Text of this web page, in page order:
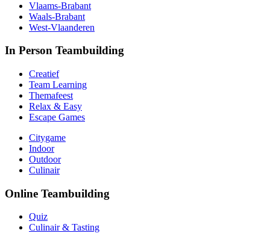
Vlaams-Brabant
Waals-Brabant
West-Vlaanderen
In Person Teambuilding
Creatief
Team Learning
Themafeest
Relax & Easy
Escape Games
Citygame
Indoor
Outdoor
Culinair
Online Teambuilding
Quiz
Culinair & Tasting